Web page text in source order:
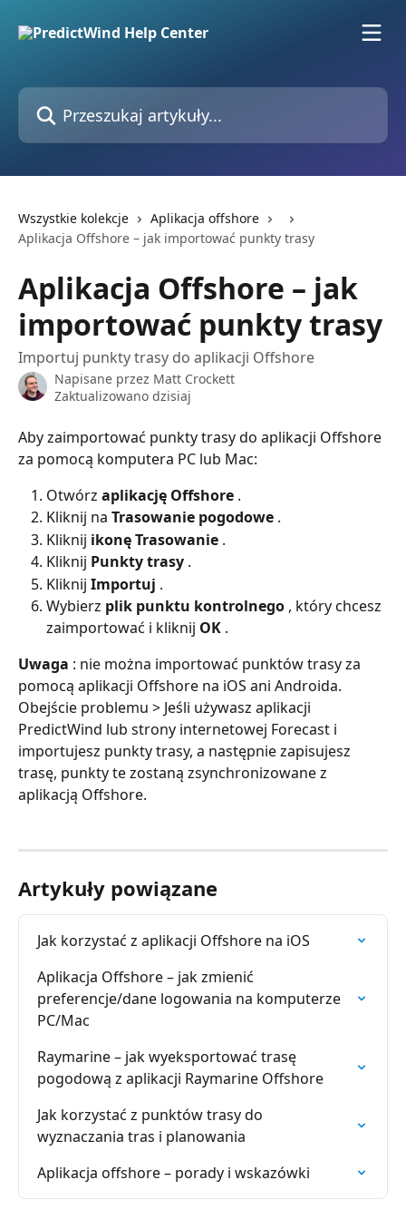
Przeszukaj artykuły...
Wszystkie kolekcje
Aplikacja offshore
Aplikacja Offshore – jak importować punkty trasy
Aplikacja Offshore – jak
importować punkty trasy
Importuj punkty trasy do aplikacji Offshore
Napisane przez Matt Crockett
Zaktualizowano dzisiaj
Aby zaimportować punkty trasy do aplikacji Offshore
za pomocą komputera PC lub Mac:
Otwórz aplikację Offshore .
Kliknij na Trasowanie pogodowe .
Kliknij ikonę Trasowanie .
Kliknij Punkty trasy .
Kliknij Importuj .
Wybierz plik punktu kontrolnego , który chcesz
zaimportować i kliknij OK .
Uwaga : nie można importować punktów trasy za
pomocą aplikacji Offshore na iOS ani Androida.
Obejście problemu > Jeśli używasz aplikacji
PredictWind lub strony internetowej Forecast i
importujesz punkty trasy, a następnie zapisujesz
trasę, punkty te zostaną zsynchronizowane z
aplikacją Offshore.
Artykuły powiązane
Jak korzystać z aplikacji Offshore na iOS
Aplikacja Offshore – jak zmienić
preferencje/dane logowania na komputerze
PC/Mac
Raymarine – jak wyeksportować trasę
pogodową z aplikacji Raymarine Offshore
Jak korzystać z punktów trasy do
wyznaczania tras i planowania
Aplikacja offshore – porady i wskazówki